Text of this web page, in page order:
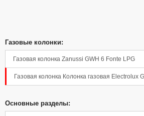
Газовые колонки:
Газовая колонка Zanussi GWH 6 Fonte LPG
Газовая колонка Колонка газовая Electrolux
Основные разделы:
Панель управления